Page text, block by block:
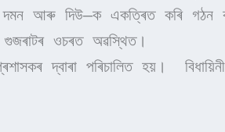
আৰু দিউ—ক একত্ৰিত কৰি গঠন
ওচৰত অৱস্থিত।
দ্বাৰা পৰিচালিত হয়।